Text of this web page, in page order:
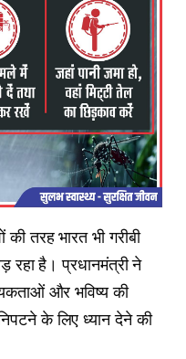
तरह भारत भी गरीबी
रहा है। प्रधानमंत्री ने
और भविष्य की
के लिए ध्यान देने की